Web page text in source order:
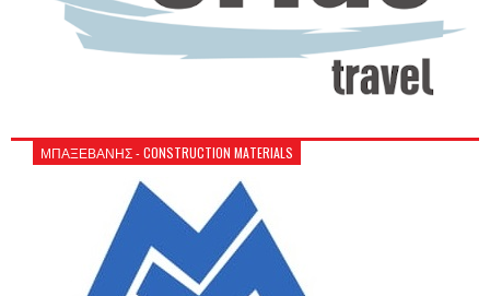
ΜΠΑΞΕΒΑΝΗΣ - CONSTRUCTION MATERIALS